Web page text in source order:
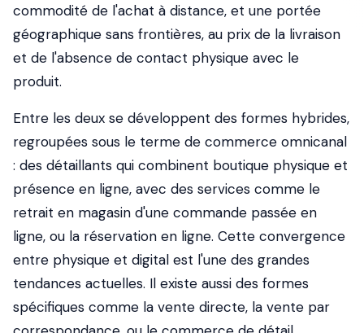
commodité de l'achat à distance, et une portée
géographique sans frontières, au prix de la livraison
et de l'absence de contact physique avec le
produit.
Entre les deux se développent des formes hybrides,
regroupées sous le terme de commerce omnicanal
: des détaillants qui combinent boutique physique et
présence en ligne, avec des services comme le
retrait en magasin d'une commande passée en
ligne, ou la réservation en ligne. Cette convergence
entre physique et digital est l'une des grandes
tendances actuelles. Il existe aussi des formes
spécifiques comme la vente directe, la vente par